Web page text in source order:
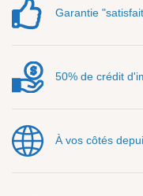
Garantie
50% de crédit
À vos côtés